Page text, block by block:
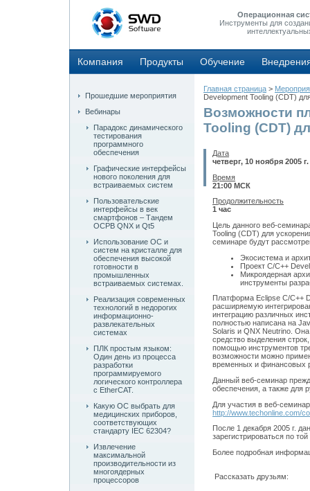
Операционная
Инструменты для
Компания Продукты Обучение
Прошедшие мероприятия
Вебинары
Парадокс динамического
тестирования
программного
обеспечения
Графические интерфейсы
нового поколения для
встраиваемых систем
Пользовательские
интерфейсы в век
смартфонов – Тандем
ОСРВ QNX и Qt5
Использование ОС и
систем на кристалле для
обеспечения высокой
готовности в
промышленных
встраиваемых системах.
Реализация современных
технологий в недорогих
информационно-
развлекательных
системах
ПЛК простым языком:
Один день из процесса
разработки
программируемого
логического контроллера
с EtherCAT.
Какую ОС выбрать для
медицинских приборов,
соответствующих
стандарту IEC 62304?
Извлечение
максимальной
производительности из
многоядерных
процессоров
Главная страница >
Development Tooling (CDT)
Возможности
Tooling (CDT)
Дата
четверг, 10 ноября 2005 г.
Время
21:00 МСК
Продолжительность
1 час
Цель данного веб-
Tooling (CDT) для
семинаре будут
Экосистема и
Проект C/C++
Микроядерная
инструменты
Платформа Eclipse C/C++
расширяемую
интеграцию различных
полностью написана на
Solaris и QNX Neutrino. Она
средство выделения
помощью инструментов
возможности можно
временных и финансовых
Данный веб-семинар
обеспечения, а также для
Для участия в веб-
http://www.techonline.com/
После 1 декабря 2005 г.
зарегистрироваться по
Более подробная
Рассказать друзьям: